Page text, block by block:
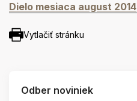
Dielo mesiaca august 2014
Vytlačiť stránku
Odber noviniek